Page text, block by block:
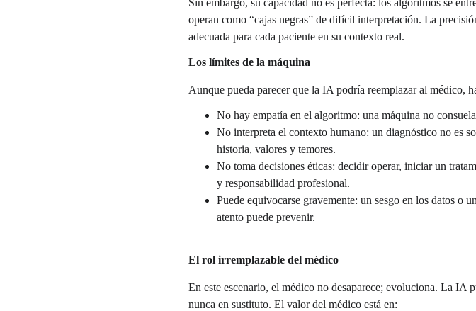
operan como “cajas negras” de difícil interpretación. La
adecuada para cada paciente en su contexto real.
Los límites de la máquina
Aunque pueda parecer que la IA podría reemplazar al médico,
No hay empatía en el algoritmo: una máquina no
No interpreta el contexto humano: un diagnóstico no es
historia, valores y temores.
No toma decisiones éticas: decidir operar, iniciar un
y responsabilidad profesional.
Puede equivocarse gravemente: un sesgo en los datos o
atento puede prevenir.
El rol irremplazable del médico
En este escenario, el médico no desaparece; evoluciona. La IA
nunca en sustituto. El valor del médico está en: